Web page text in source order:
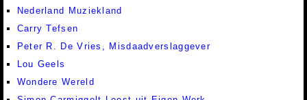
Nederland Muziekland
Carry Tefsen
Peter R. De Vries, Misdaadverslaggever
Lou Geels
Wondere Wereld